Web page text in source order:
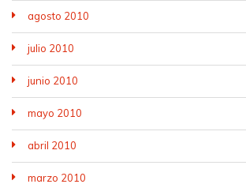
agosto 2010
julio 2010
junio 2010
mayo 2010
abril 2010
marzo 2010